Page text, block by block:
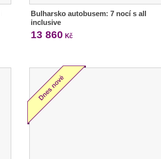
Bulharsko autobusem: 7 nocí s all
inclusive
13 860 Kč